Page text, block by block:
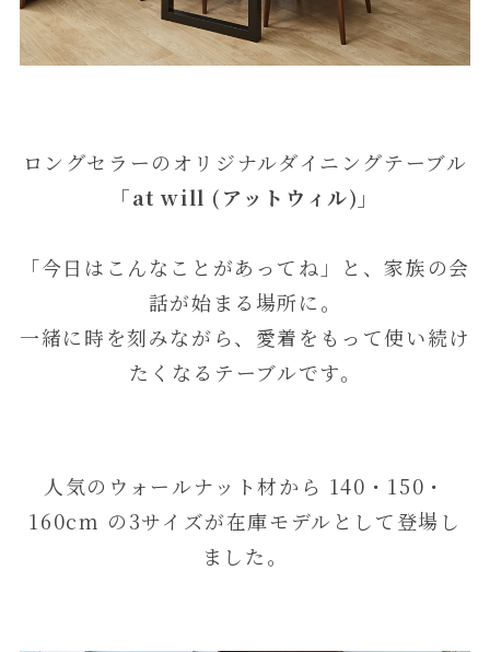
ロングセラーのオリジナルダイニングテーブル
「at will (アットウィル)」
「今日はこんなことがあってね」と、家族の会
話が始まる場所に。
一緒に時を刻みながら、愛着をもって使い続け
たくなるテーブルです。
人気のウォールナット材から 140・150・
160cm の3サイズが在庫モデルとして登場し
ました。